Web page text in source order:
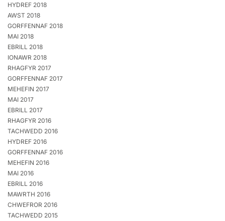
HYDREF 2018
AWST 2018
GORFFENNAF 2018
MAI 2018
EBRILL 2018
IONAWR 2018
RHAGFYR 2017
GORFFENNAF 2017
MEHEFIN 2017
MAI 2017
EBRILL 2017
RHAGFYR 2016
TACHWEDD 2016
HYDREF 2016
GORFFENNAF 2016
MEHEFIN 2016
MAI 2016
EBRILL 2016
MAWRTH 2016
CHWEFROR 2016
TACHWEDD 2015